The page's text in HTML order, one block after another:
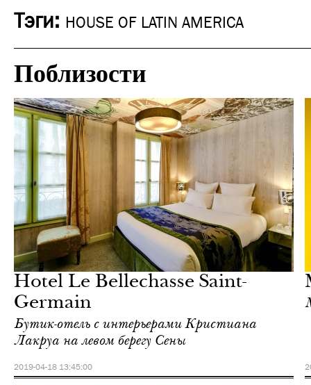
Тэги: HOUSE OF LATIN AMERICA
Поблизости
Hotel Le Bellechasse Saint-
Germain
Бутик-отель с интерьерами Кристиана
Лакруа на левом берегу Сены
2019-04-18 13:45:00